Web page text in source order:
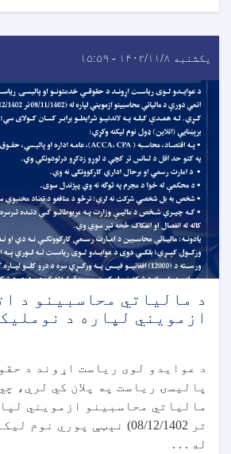
یکشنبه ۱۴۰۲/۱۱/۸ - ۱۵:۵۹
د مالياتي محاسبينو د
ازمويني لپاره د
د عوایدو لوی ریاست اړوند د
پالیسۍ ریاست په پلان کي لري،
تر 08/12/1402) نېټې پوري
له . . .